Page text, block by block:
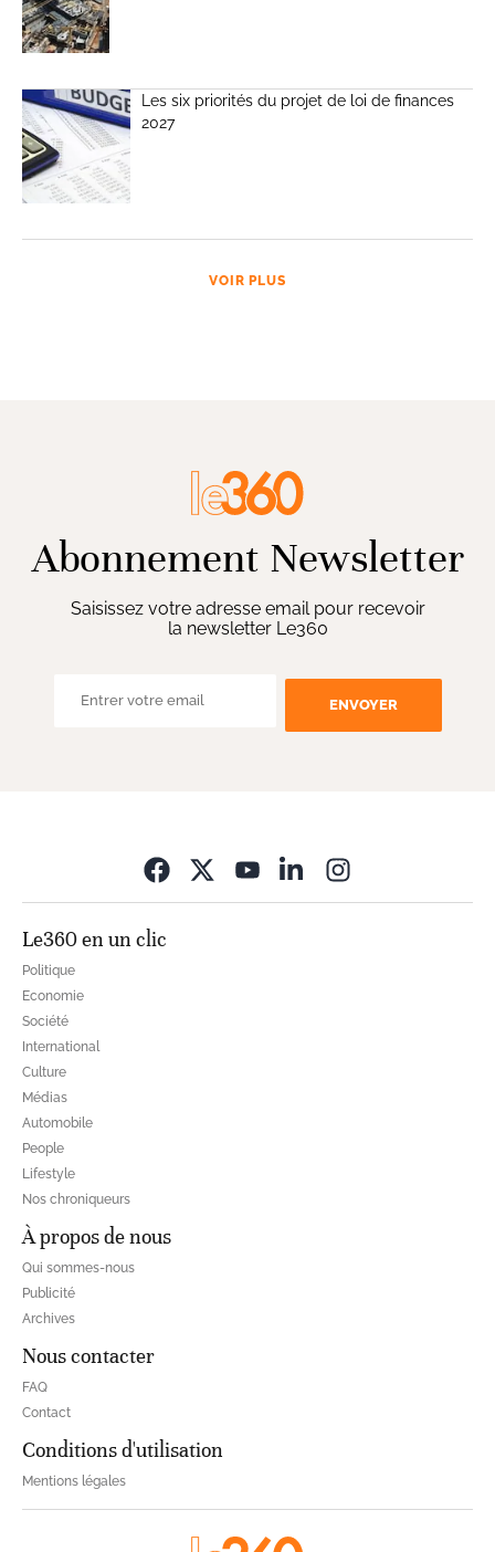
Les six priorités du projet de loi de finances
2027
VOIR PLUS
Abonnement Newsletter
Saisissez votre adresse email pour recevoir
la newsletter Le360
ENVOYER
Le360 en un clic
Politique
Economie
Société
International
Culture
Médias
Automobile
People
Lifestyle
Nos chroniqueurs
À propos de nous
Qui sommes-nous
Publicité
Archives
Nous contacter
FAQ
Contact
Conditions d'utilisation
Mentions légales